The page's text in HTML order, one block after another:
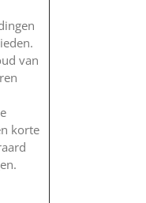
van
korte